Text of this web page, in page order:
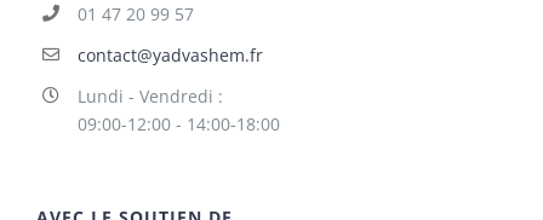
01 47 20 99 57
contact@yadvashem.fr
Lundi - Vendredi :
09:00-12:00 - 14:00-18:00